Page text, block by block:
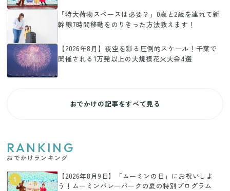
「特大荷物スペースは必要？」0歳と2歳を連れて新
幹線7時間移動をのりきった方法教えます！
【2026年8月】夜空を彩る圧倒的スケール！千葉で
開催される1万発以上の大規模花火大会4選
おでかけの記事をすべて見る
RANKING
おでかけランキング
1
【2026年8月9日】「ムーミンの日」にお祝いしよ
う！ムーミンバレーパークの夏の特別プログラム